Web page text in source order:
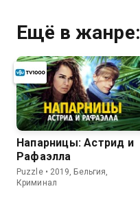
Ещё в жанре:
Напарницы: Астрид и
Рафаэлла
Puzzle • 2019, Бельгия,
Криминал